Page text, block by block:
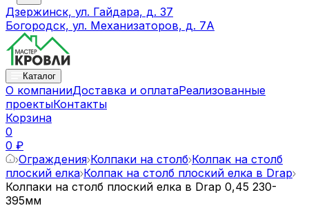
Дзержинск, ул. Гайдара, д. 37
Богородск, ул. Механизаторов, д. 7А
Каталог
О компанииДоставка и оплатаРеализованные
проектыКонтакты
Корзина
0
0 ₽
Ограждения Колпаки на столб Колпак на столб
плоский елка Колпак на столб плоский елка в Drap
Колпаки на столб плоский елка в Drap 0,45 230-
395мм